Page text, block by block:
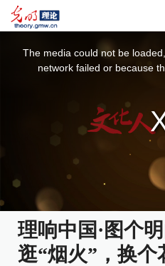
The media could not be
network failed or because
理响中国·图个
逛“烟火”，换个